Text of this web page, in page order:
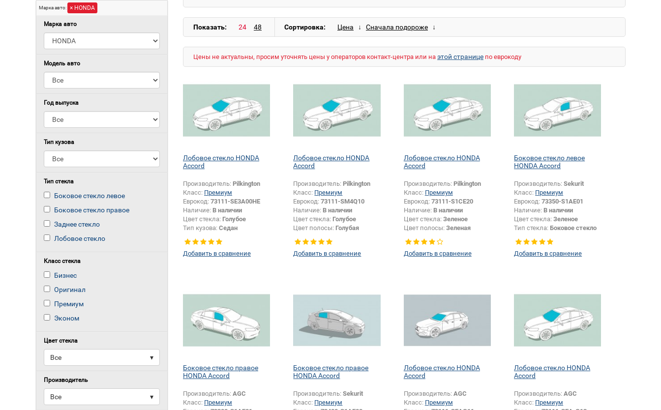
Марка авто: × HONDA
Марка авто
Модель авто
Год выпуска
Тип кузова
Тип стекла
Боковое стекло левое
Боковое стекло правое
Заднее стекло
Лобовое стекло
Класс стекла
Бизнес
Оригинал
Премиум
Эконом
Цвет стекла
▾
Все
Производитель
▾
Все
Показать: Сортировка:
Цены не актуальны, просим уточнять цены у операторов контакт-центра или на этой странице по еврокоду
Лобовое стекло HONDA
Accord
Производитель: Pilkington
Класс: Премиум
Еврокод: 73111-SE3A00HE
Наличие: В наличии
Цвет стекла: Голубое
Тип кузова: Седан
Добавить в сравнение
Лобовое стекло HONDA
Accord
Производитель: Pilkington
Класс: Премиум
Еврокод:73111-SM4Q10
Наличие: В наличии
Цвет стекла: Голубое
Цвет полосы: Голубая
Добавить в сравнение
Лобовое стекло HONDA
Accord
Производитель: Pilkington
Класс: Премиум
Еврокод: 73111-S1CE20
Наличие: В наличии
Цвет стекла: Зеленое
Цвет полосы: Зеленая
Добавить в сравнение
Боковое стекло левое
HONDA Accord
Производитель:Sekurit
Класс: Премиум
Еврокод:73350-S1AE01
Наличие: В наличии
Цвет стекла:Зеленое
Тип стекла: Боковое стекло
левое
Добавить в сравнение
Боковое стекло правое
HONDA Accord
Производитель: AGC
Класс: Премиум
Боковое стекло правое
HONDA Accord
Производитель:Sekurit
Класс: Премиум
Лобовое стекло HONDA
Accord
Производитель: AGC
Класс: Премиум
Лобовое стекло HONDA
Accord
Производитель:AGC
Класс: Премиум